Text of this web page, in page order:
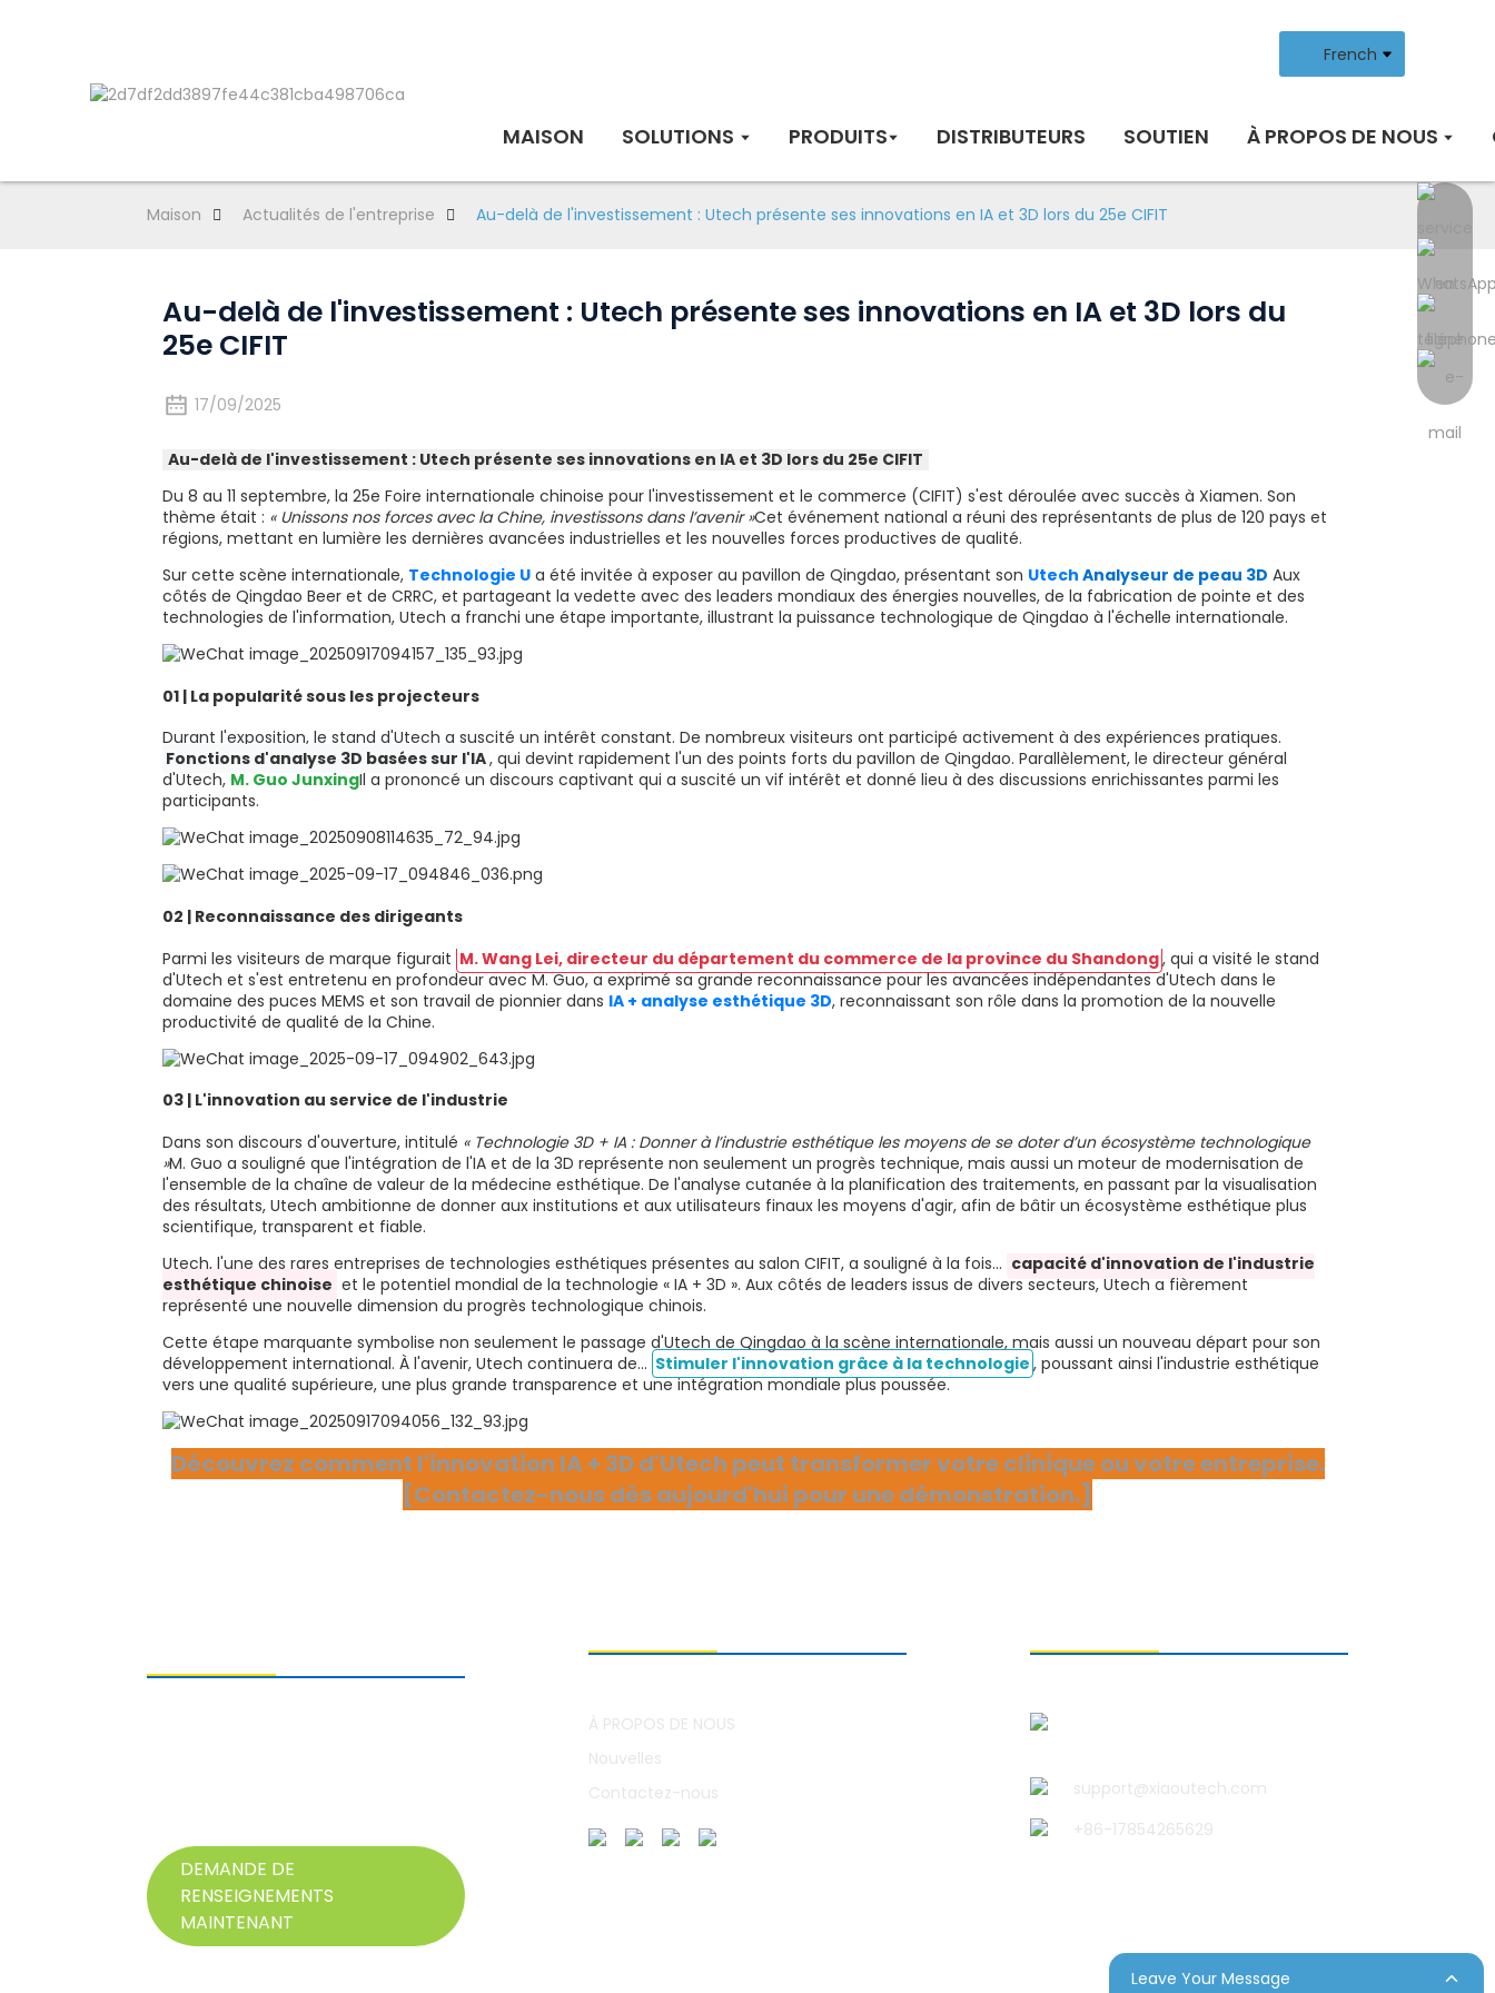
French
MAISON SOLUTIONS PRODUITS DISTRIBUTEURS SOUTIEN À PROPOS DE NOUS
Maison Actualités de l'entreprise Au-delà de l'investissement : Utech présente ses innovations en IA et 3D lors du 25e CIFIT
Au-delà de l'investissement : Utech présente ses innovations en IA et 3D lors du
25e CIFIT
17/09/2025
Au-delà de l'investissement : Utech présente ses innovations en IA et 3D lors du 25e CIFIT
Du 8 au 11 septembre, la 25e Foire internationale chinoise pour l'investissement et le commerce (CIFIT) s'est déroulée avec succès à Xiamen. Son
thème était : « Unissons nos forces avec la Chine, investissons dans l’avenir »Cet événement national a réuni des représentants de plus de 120 pays et
régions, mettant en lumière les dernières avancées industrielles et les nouvelles forces productives de qualité.
Sur cette scène internationale, Technologie U a été invitée à exposer au pavillon de Qingdao, présentant son Utech Analyseur de peau 3D Aux
côtés de Qingdao Beer et de CRRC, et partageant la vedette avec des leaders mondiaux des énergies nouvelles, de la fabrication de pointe et des
technologies de l'information, Utech a franchi une étape importante, illustrant la puissance technologique de Qingdao à l'échelle internationale.
01 | La popularité sous les projecteurs
Durant l'exposition, le stand d'Utech a suscité un intérêt constant. De nombreux visiteurs ont participé activement à des expériences pratiques.
Fonctions d'analyse 3D basées sur l'IA, qui devint rapidement l'un des points forts du pavillon de Qingdao. Parallèlement, le directeur général
d'Utech, M. Guo JunxingIl a prononcé un discours captivant qui a suscité un vif intérêt et donné lieu à des discussions enrichissantes parmi les
participants.
02 | Reconnaissance des dirigeants
Parmi les visiteurs de marque figurait M. Wang Lei, directeur du département du commerce de la province du Shandong, qui a visité le stand
d'Utech et s'est entretenu en profondeur avec M. Guo, a exprimé sa grande reconnaissance pour les avancées indépendantes d'Utech dans le
domaine des puces MEMS et son travail de pionnier dans IA + analyse esthétique 3D, reconnaissant son rôle dans la promotion de la nouvelle
productivité de qualité de la Chine.
03 | L'innovation au service de l'industrie
Dans son discours d'ouverture, intitulé « Technologie 3D + IA : Donner à l’industrie esthétique les moyens de se doter d’un écosystème technologique
»M. Guo a souligné que l'intégration de l'IA et de la 3D représente non seulement un progrès technique, mais aussi un moteur de modernisation de
l'ensemble de la chaîne de valeur de la médecine esthétique. De l'analyse cutanée à la planification des traitements, en passant par la visualisation
des résultats, Utech ambitionne de donner aux institutions et aux utilisateurs finaux les moyens d'agir, afin de bâtir un écosystème esthétique plus
scientifique, transparent et fiable.
Utech, l'une des rares entreprises de technologies esthétiques présentes au salon CIFIT, a souligné à la fois… capacité d'innovation de l'industrie
esthétique chinoise et le potentiel mondial de la technologie « IA + 3D ». Aux côtés de leaders issus de divers secteurs, Utech a fièrement
représenté une nouvelle dimension du progrès technologique chinois.
Cette étape marquante symbolise non seulement le passage d'Utech de Qingdao à la scène internationale, mais aussi un nouveau départ pour son
développement international. À l'avenir, Utech continuera de… Stimuler l'innovation grâce à la technologie , poussant ainsi l'industrie esthétique
vers une qualité supérieure, une plus grande transparence et une intégration mondiale plus poussée.
Découvrez comment l'innovation IA + 3D d'Utech peut transformer votre clinique ou votre entreprise.
[Contactez-nous dès aujourd'hui pour une démonstration.]
support@xiaoutech.com
+86-17854265629
À PROPOS DE NOUS
Nouvelles
Contactez-nous
DEMANDE DE
RENSEIGNEMENTS
MAINTENANT
Leave Your Message